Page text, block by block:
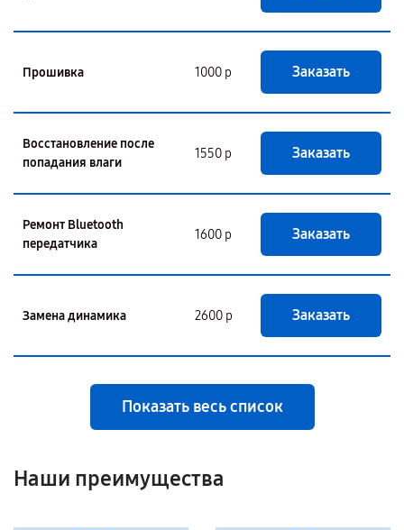
Прошивка 1000 р Заказать
Восстановление после
попадания влаги
1550 р Заказать
Ремонт Bluetooth
передатчика
1600 р Заказать
Замена динамика 2600 р Заказать
Показать весь список
Наши преимущества